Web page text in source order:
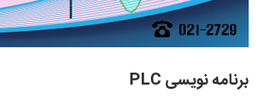
برنامه نویسیPLC